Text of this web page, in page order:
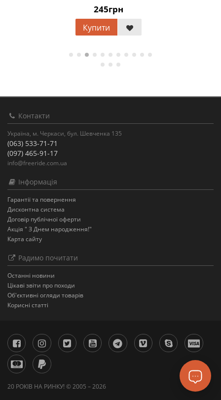
245грн
Купити
Контакти
Україна, м. Черкаси, бул. Шевченка 135
(063) 533-71-71
(097) 465-91-17
info@freeride.com.ua
Інформація
Гарантії та повернення
Дисконтна система
Договір публічної оферти
Акція " З Днем народження!"
Карта сайту
Радимо почитати
Останнi новини
Цікаві звіти про походи
Об'єктивні огляди товарів
Корисні статті
20 РОКІВ НА РИНКУ! © 2005 – 2026